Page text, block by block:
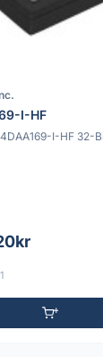
I-HF
I-HF 32-